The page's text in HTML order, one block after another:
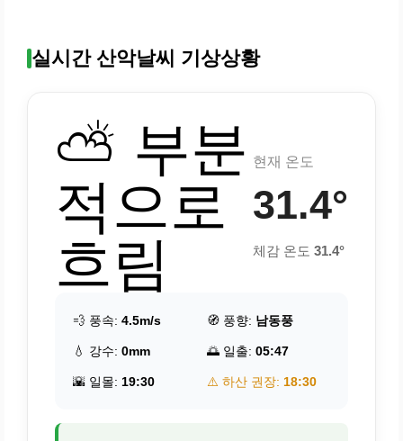
실시간 산악날씨 기상상황
⛅ 부분
적으로
흐림
현재 온도
31.4°
체감 온도 31.4°
💨 풍속: 4.5m/s 🧭 풍향: 남동풍
💧 강수: 0mm 🌅 일출: 05:47
🌇 일몰: 19:30 ⚠️ 하산 권장: 18:30